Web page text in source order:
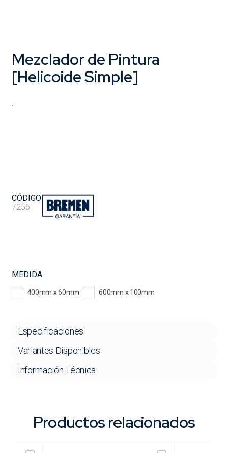
Mezclador de Pintura
[Helicoide Simple]
CÓDIGO
7256
MEDIDA
400mm x 60mm 600mm x 100mm
Especificaciones
Variantes Disponibles
Información Técnica
Productos relacionados